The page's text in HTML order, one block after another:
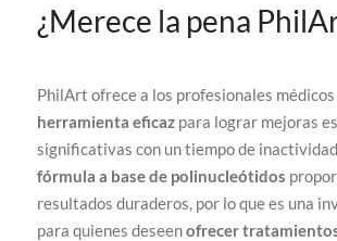
¿Merece la pena
PhilArt ofrece a los profesionales médicos
herramienta eficaz para lograr mejoras
significativas con un tiempo de
fórmula a base de polinucleótidos
resultados duraderos, por lo que es una
para quienes deseenofrecer